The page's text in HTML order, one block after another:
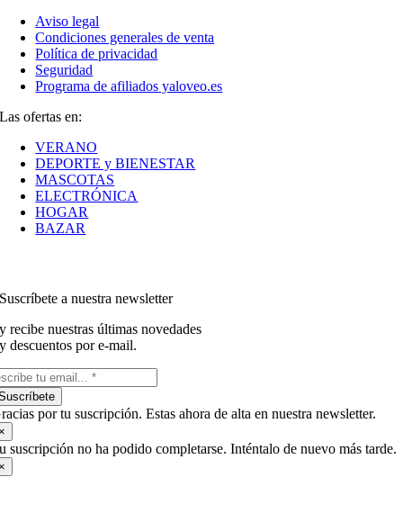
Aviso legal
Condiciones generales de venta
Política de privacidad
Seguridad
Programa de afiliados yaloveo.es
Las ofertas en:
VERANO
DEPORTE y BIENESTAR
MASCOTAS
ELECTRÓNICA
HOGAR
BAZAR
Suscríbete a nuestra newsletter
y recibe nuestras últimas novedades
y descuentos por e-mail.
por tu suscripción. Estas ahora de alta en nuestra newsletter.
suscripción no ha podido completarse. Inténtalo de nuevo más tarde.